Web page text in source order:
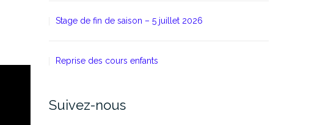
Stage de fin de saison – 5 juillet 2026
Reprise des cours enfants
Suivez-nous